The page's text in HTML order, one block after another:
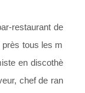
restaurant de
près tous les m
en discothè
chef de ran